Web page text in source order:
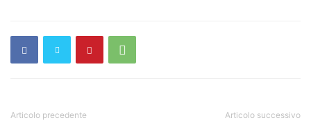
Articolo precedente Articolo successivo